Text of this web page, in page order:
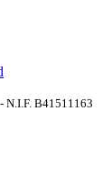
N.I.F. B41511163